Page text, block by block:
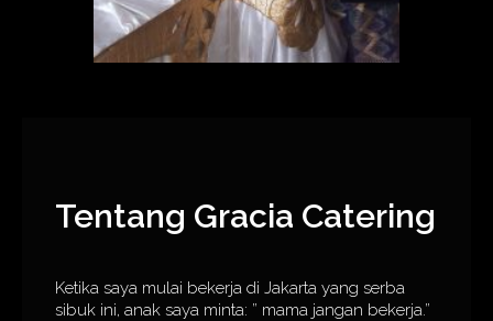
Tentang Gracia Catering
Ketika saya mulai bekerja di Jakarta yang serba
sibuk ini, anak saya minta: ” mama jangan bekerja.”